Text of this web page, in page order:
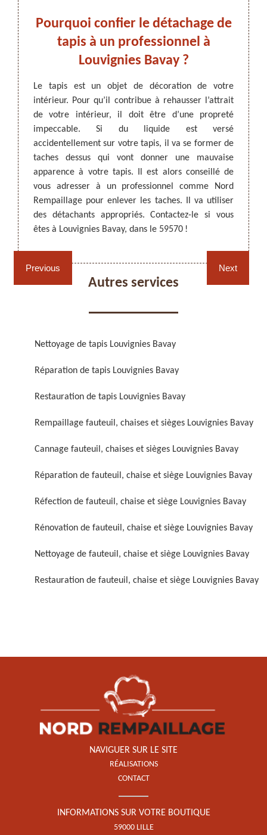
ARTISAN DEZITTER, REMPAILLAGE -
CANNAGE - RECOLLAGE, 59 NORD
Rempaillage fauteuil,
chaises et sièges 59
Cannage fauteuil, chaises
et sièges 59
Réparation de fauteuil,
Réfection de fauteuil,
chaise et siège 59
chaise et siège 59
Restauration de fauteuil,
chaise et siège 59
Previous
à
du
un
le
avec
de
À
les
Pourquoi confier le détachage de
tapis à un professionnel à
Louvignies Bavay ?
Le tapis est un objet de décoration de votre
intérieur. Pour qu’il contribue à rehausser l’attrait
de votre intérieur, il doit être d’une propreté
impeccable. Si du liquide est versé
accidentellement sur votre tapis, il va se former de
taches dessus qui vont donner une mauvaise
apparence à votre tapis. Il est alors conseillé de
vous adresser à un professionnel comme Nord
Rempaillage pour enlever les taches. Il va utiliser
des détachants appropriés. Contactez-le si vous
êtes à Louvignies Bavay, dans le 59570 !
le
votre
pour
dans
Next
Autres services
Nettoyage de tapis Louvignies Bavay
Réparation de tapis Louvignies Bavay
Restauration de tapis Louvignies Bavay
Rempaillage fauteuil, chaises et sièges Louvignies Bavay
Cannage fauteuil, chaises et sièges Louvignies Bavay
Réparation de fauteuil, chaise et siège Louvignies Bavay
Réfection de fauteuil, chaise et siège Louvignies Bavay
Rénovation de fauteuil, chaise et siège Louvignies Bavay
Nettoyage de fauteuil, chaise et siège Louvignies Bavay
Restauration de fauteuil, chaise et siège Louvignies Bavay
NAVIGUER SUR LE SITE
RÉALISATIONS
CONTACT
INFORMATIONS SUR VOTRE BOUTIQUE
59000 LILLE